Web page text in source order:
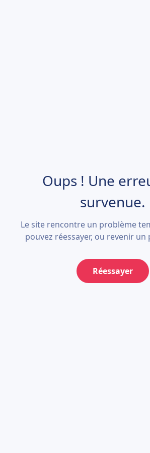
Oups ! Une
survenue.
Le site rencontre un problème
pouvez réessayer, ou revenir un
Réessayer